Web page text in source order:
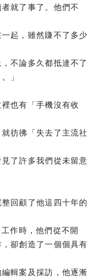
就了事了。他們不
起，雖然賺不了多少
不論多久都抵達不了
」
也有「手機沒有收
彷彿「失去了主流社
了許多我們從未留意
回顧了他這四十年的
作時，他們從不開
卻創造了一個個具有
輯案及採訪，他逐漸